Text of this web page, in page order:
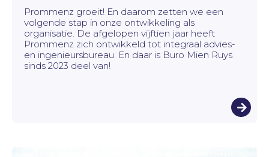
Prommenz groeit! En daarom zetten we een
volgende stap in onze ontwikkeling als
organisatie. De afgelopen vijftien jaar heeft
Prommenz zich ontwikkeld tot integraal advies-
en ingenieursbureau. En daar is Buro Mien Ruys
sinds 2023 deel van!